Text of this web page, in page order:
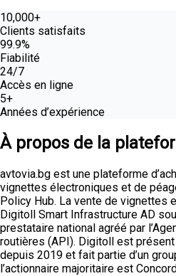
10,000+
Clients satisfaits
99.9%
Fiabilité
24/7
Accès en ligne
5+
Années d’expérience
À propos de la
avtovia.bg est une plateforme
vignettes électroniques et de
Policy Hub. La vente de vignettes
Digitoll Smart Infrastructure AD
prestataire national agréé par
routières (API). Digitoll est
depuis 2019 et fait partie d’un
l’actionnaire majoritaire est